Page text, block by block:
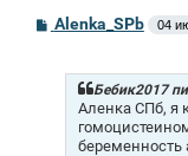
С
Alenka_SPb 04
Бебик2017
Аленка СПб, я
беременность